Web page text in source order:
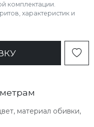
комплектации.
характеристик и
материал обивки,